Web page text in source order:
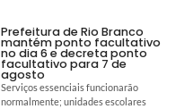
Prefeitura de Rio Branco
mantém ponto facultativo
no dia 6 e decreta ponto
facultativo para 7 de
agosto
Serviços essenciais funcionarão
normalmente; unidades escolares